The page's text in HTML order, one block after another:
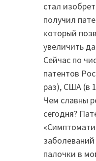
стал
получил
который
увеличить
Сейчас по
патентов
раз), США (в
Чем славны
сегодня?
палочки в